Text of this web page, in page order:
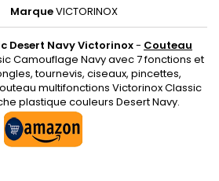
MarqueVICTORINOX
Desert Navy Victorinox- Couteau
Camouflage Navy avec 7 fonctions et
tournevis, ciseaux, pincettes,
multifonctions Victorinox Classic
plastique couleurs Desert Navy.